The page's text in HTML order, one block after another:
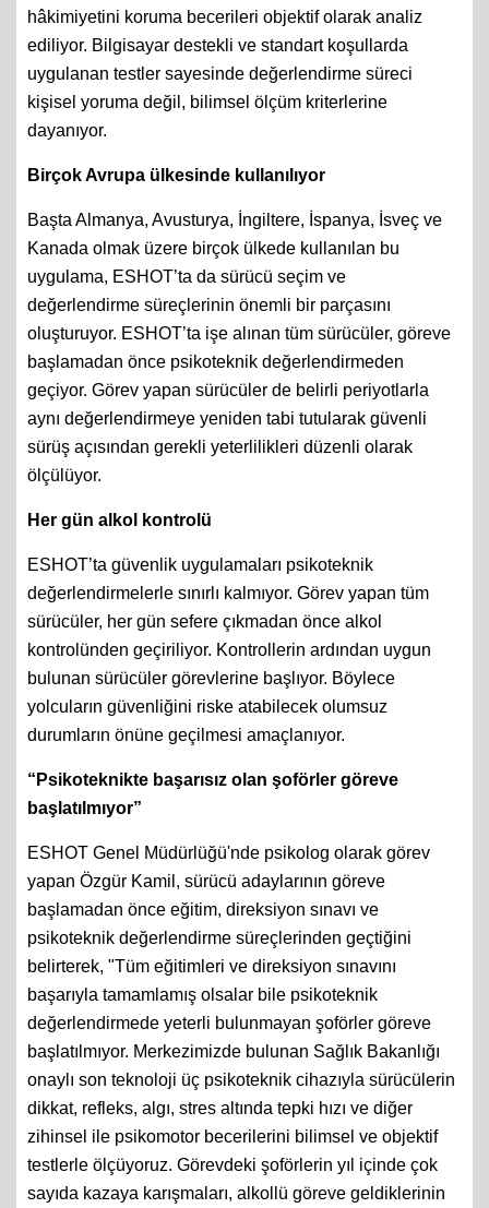
hâkimiyetini koruma becerileri objektif olarak analiz
ediliyor. Bilgisayar destekli ve standart koşullarda
uygulanan testler sayesinde değerlendirme süreci
kişisel yoruma değil, bilimsel ölçüm kriterlerine
dayanıyor.
Birçok Avrupa ülkesinde kullanılıyor
Başta Almanya, Avusturya, İngiltere, İspanya, İsveç ve
Kanada olmak üzere birçok ülkede kullanılan bu
uygulama, ESHOT’ta da sürücü seçim ve
değerlendirme süreçlerinin önemli bir parçasını
oluşturuyor. ESHOT’ta işe alınan tüm sürücüler, göreve
başlamadan önce psikoteknik değerlendirmeden
geçiyor. Görev yapan sürücüler de belirli periyotlarla
aynı değerlendirmeye yeniden tabi tutularak güvenli
sürüş açısından gerekli yeterlilikleri düzenli olarak
ölçülüyor.
Her gün alkol kontrolü
ESHOT’ta güvenlik uygulamaları psikoteknik
değerlendirmelerle sınırlı kalmıyor. Görev yapan tüm
sürücüler, her gün sefere çıkmadan önce alkol
kontrolünden geçiriliyor. Kontrollerin ardından uygun
bulunan sürücüler görevlerine başlıyor. Böylece
yolcuların güvenliğini riske atabilecek olumsuz
durumların önüne geçilmesi amaçlanıyor.
“Psikoteknikte başarısız olan şoförler göreve
başlatılmıyor”
ESHOT Genel Müdürlüğü'nde psikolog olarak görev
yapan Özgür Kamil, sürücü adaylarının göreve
başlamadan önce eğitim, direksiyon sınavı ve
psikoteknik değerlendirme süreçlerinden geçtiğini
belirterek, "Tüm eğitimleri ve direksiyon sınavını
başarıyla tamamlamış olsalar bile psikoteknik
değerlendirmede yeterli bulunmayan şoförler göreve
başlatılmıyor. Merkezimizde bulunan Sağlık Bakanlığı
onaylı son teknoloji üç psikoteknik cihazıyla sürücülerin
dikkat, refleks, algı, stres altında tepki hızı ve diğer
zihinsel ile psikomotor becerilerini bilimsel ve objektif
testlerle ölçüyoruz. Görevdeki şoförlerin yıl içinde çok
sayıda kazaya karışmaları, alkollü göreve geldiklerinin